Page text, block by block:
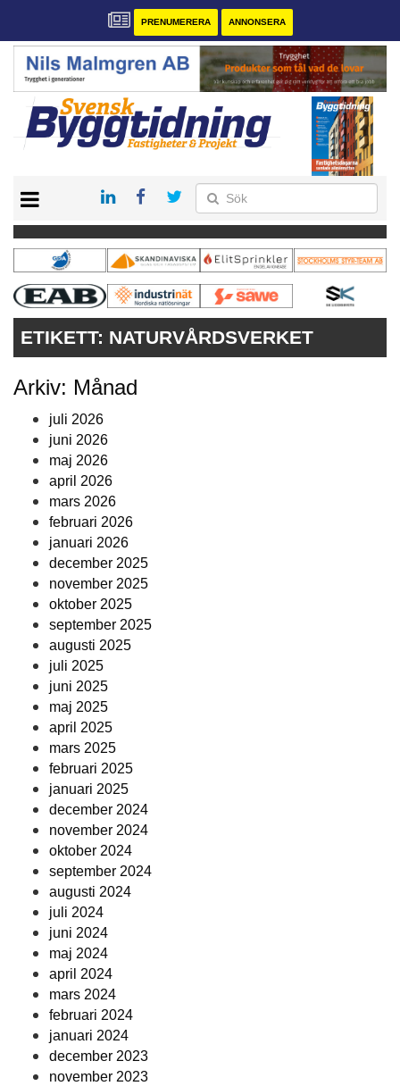
PRENUMERERA ANNONSERA
PRENUMERERA
VÅRA ANDRA MAGASIN
ANNONSERA
KONTAKT
ETIKETT: NATURVÅRDSVERKET
Arkiv: Månad
juli 2026
juni 2026
maj 2026
april 2026
mars 2026
februari 2026
januari 2026
december 2025
november 2025
oktober 2025
september 2025
augusti 2025
juli 2025
juni 2025
maj 2025
april 2025
mars 2025
februari 2025
januari 2025
december 2024
november 2024
oktober 2024
september 2024
augusti 2024
juli 2024
juni 2024
maj 2024
april 2024
mars 2024
februari 2024
januari 2024
december 2023
november 2023